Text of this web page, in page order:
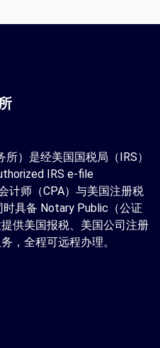
）是经美国国税局（IRS）
IRS e-file
计师（CPA）与美国注册税
具备 Notary Public（公证
供美国报税、美国公司注册
，全程可远程办理。